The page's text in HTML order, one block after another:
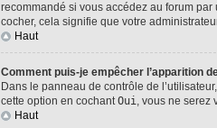
recommandé si vous accédez au forum
cocher, cela signifie que votre
Haut
Comment puis-je empêcher l’apparition
Dans le panneau de contrôle de
cette option en cochantOui, vous ne serez
Haut